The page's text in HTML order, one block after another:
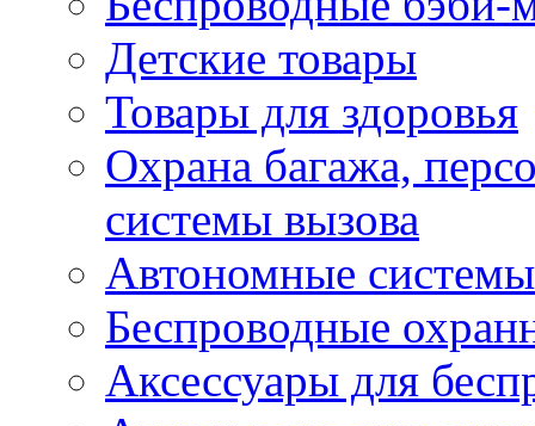
Детские товары
Товары для здоровья
Охрана багажа,
системы вызова
Автономные
Беспроводные
Аксессуары для